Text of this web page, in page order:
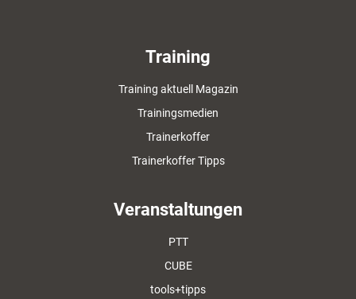
Training
Training aktuell Magazin
Trainingsmedien
Trainerkoffer
Trainerkoffer Tipps
Veranstaltungen
PTT
CUBE
tools+tipps